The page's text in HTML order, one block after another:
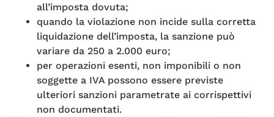
all’imposta dovuta;
quando la violazione non incide sulla corretta
liquidazione dell’imposta, la sanzione può
variare da 250 a 2.000 euro;
per operazioni esenti, non imponibili o non
soggette a IVA possono essere previste
ulteriori sanzioni parametrate ai corrispettivi
non documentati.